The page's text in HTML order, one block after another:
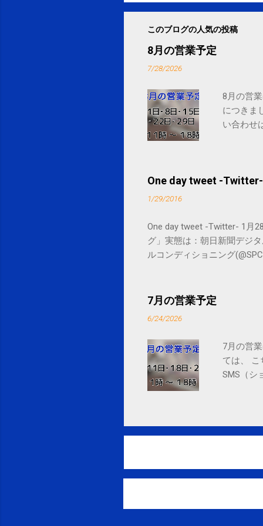
このブログの人気の投稿
8月の営業予定
7/28/2026
8月の営
につきま
い合わせ
One day tweet -Twitter-
1/29/2016
One day tweet -Twitter- 1月
グ」実態は：朝日新聞デジ
ルコンディショニング
7月の営業予定
6/24/2026
7月の営
ては、
SMS（シ